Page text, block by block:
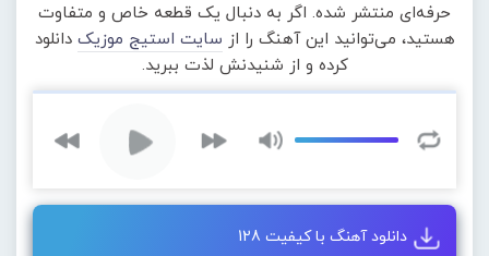
حرفه‌ای منتشر شده. اگر به دنبال یک قطعه خاص و متفاوت
هستید، می‌توانید این آهنگ را از سایت استیج موزیک دانلود
کرده و از شنیدنش لذت ببرید.
دانلود آهنگ با کیفیت 128